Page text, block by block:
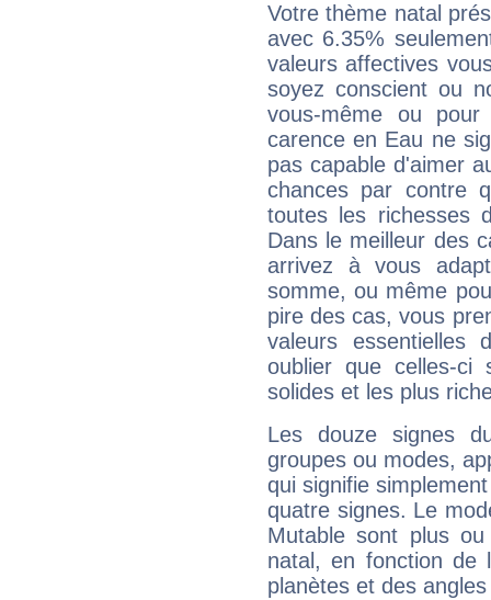
Votre thème natal
avec 6.35%
valeurs affectives
soyez conscient ou
vous-même ou
carence en Eau ne
pas capable d'aimer
chances par contre
toutes les richesses
Dans le meilleur des
arrivez à vous
somme, ou même
pire des cas, vous
valeurs
oublier que celles-
solides et les plus
Les douze signes
groupes ou modes,
qui signifie
quatre signes. Le
Mutable sont plus
natal, en fonction de
planètes et des